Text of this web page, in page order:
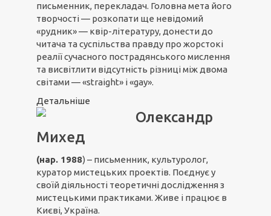
письменник, перекладач. Головна мета його
творчості — розкопати ще невідомий
«рудник» — квір-літературу, донести до
читача та суспільства правду про жорстокі
реалії сучасного пострадянського мислення
та висвітлити відсутність різниці між двома
світами — «straight» і «gay».
Детальніше
Олександр
Михед
(нар. 1988) – письменник, культуролог,
куратор мистецьких проектів. Поєднує у
своїй діяльності теоретичні дослідження з
мистецькими практиками. Живе і працює в
Києві, Україна.